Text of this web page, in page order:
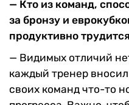
— Кто из команд,
за бронзу и
продуктивно
— Видимых отличий
каждый тренер вносил
своих команд что-то